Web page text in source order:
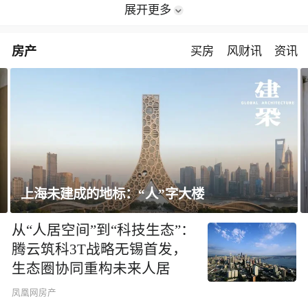
展开更多
房产 买房 风财讯 资讯
飘窗竟然能变身全屋C位 都后悔没早
从“人居空间”到“科技生态”：
腾云筑科3T战略无锡首发，
生态圈协同重构未来人居
凤凰网房产